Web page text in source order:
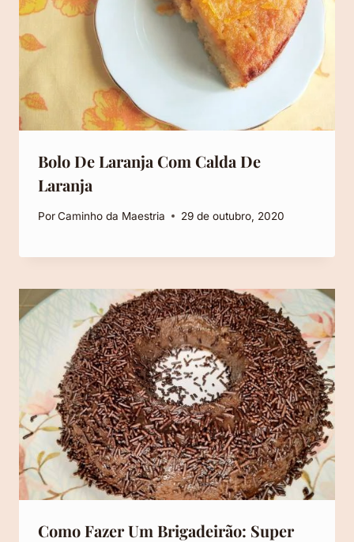
Bolo De Laranja Com Calda De
Laranja
PorCaminho da Maestria 29 de outubro, 2020
Como Fazer Um Brigadeirão: Super